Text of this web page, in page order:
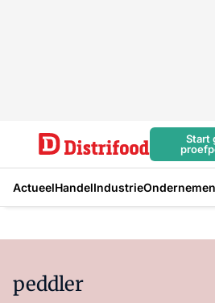
Start
ActueelHandelIndustrieOndernemen
peddler